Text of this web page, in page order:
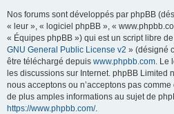
Nos forums sont développés par phpBB
« leur », « logiciel phpBB », «
« Équipes phpBB ») qui est un script libre
GNU General Public License v2 » (désigné
être téléchargé depuis www.phpbb.com. Le
les discussions sur Internet. phpBB Limited
nous acceptons ou n’acceptons pas
de plus amples informations au sujet de
https://www.phpbb.com/.